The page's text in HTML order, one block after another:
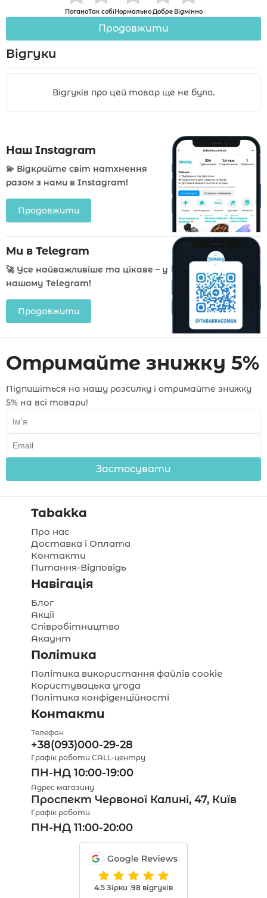
ПоганоТак собіНормальноДобре Відмінно
Продовжити
Відгуки
Відгуків про цей товар ще не було.
Наш Instagram
💫 Відкрийте світ натхнення
разом з нами в Instagram!
Продовжити
Ми в Telegram
🚀 Усе найважливіше та цікаве – у
нашому Telegram!
Продовжити
Отримайте знижку 5%
Підпишіться на нашу розсилку і отримайте знижку
5% на всі товари!
Застосувати
Tabakka
Про нас
Доставка і Оплата
Контакти
Питання-Відповідь
Навігація
Блог
Акції
Співробітництво
Акаунт
Політика
Політика використання файлів cookie
Користувацька угода
Політика конфіденційності
Контакти
Телефон
+38(093)000-29-28
Графік роботи CALL-центру
ПН-НД 10:00-19:00
Адрес магазину
Проспект Червоної Калині, 47, Київ
Графік роботи
ПН-НД 11:00-20:00
4.5 Зірки 98 відгуків